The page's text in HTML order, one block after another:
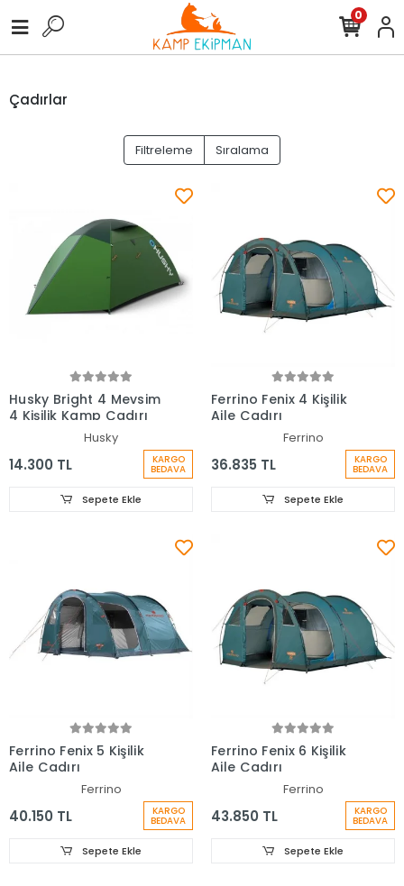
0
Çadırlar
Filtreleme Sıralama
Husky Bright 4 Mevsim
4 Kişilik Kamp Çadırı
Husky
14.300 TL KARGO
BEDAVA
Sepete Ekle
Ferrino Fenix 4 Kişilik
Aile Çadırı
Ferrino
36.835 TL KARGO
BEDAVA
Sepete Ekle
Ferrino Fenix 5 Kişilik
Aile Çadırı
Ferrino
40.150 TL KARGO
BEDAVA
Sepete Ekle
Ferrino Fenix 6 Kişilik
Aile Çadırı
Ferrino
43.850 TL KARGO
BEDAVA
Sepete Ekle